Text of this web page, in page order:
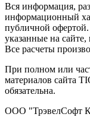
Вся информация,
информационный
публичной
указанные на
Все расчеты
При полном или
материалов сайта
обязательна.
ООО "ТрэвелСофт